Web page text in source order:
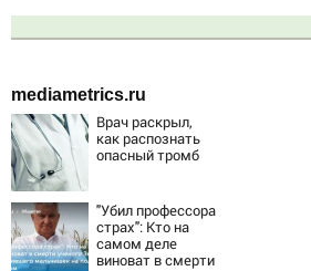
mediametrics.ru
Врач раскрыл,
как распознать
опасный тромб
"Убил профессора
страх": Кто на
самом деле
виноват в смерти